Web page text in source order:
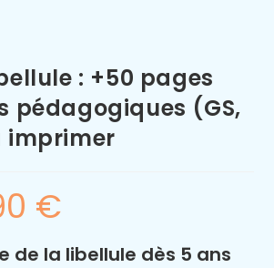
: +50 pages
pédagogiques (GS,
imprimer
€
de la libellule dès 5 ans